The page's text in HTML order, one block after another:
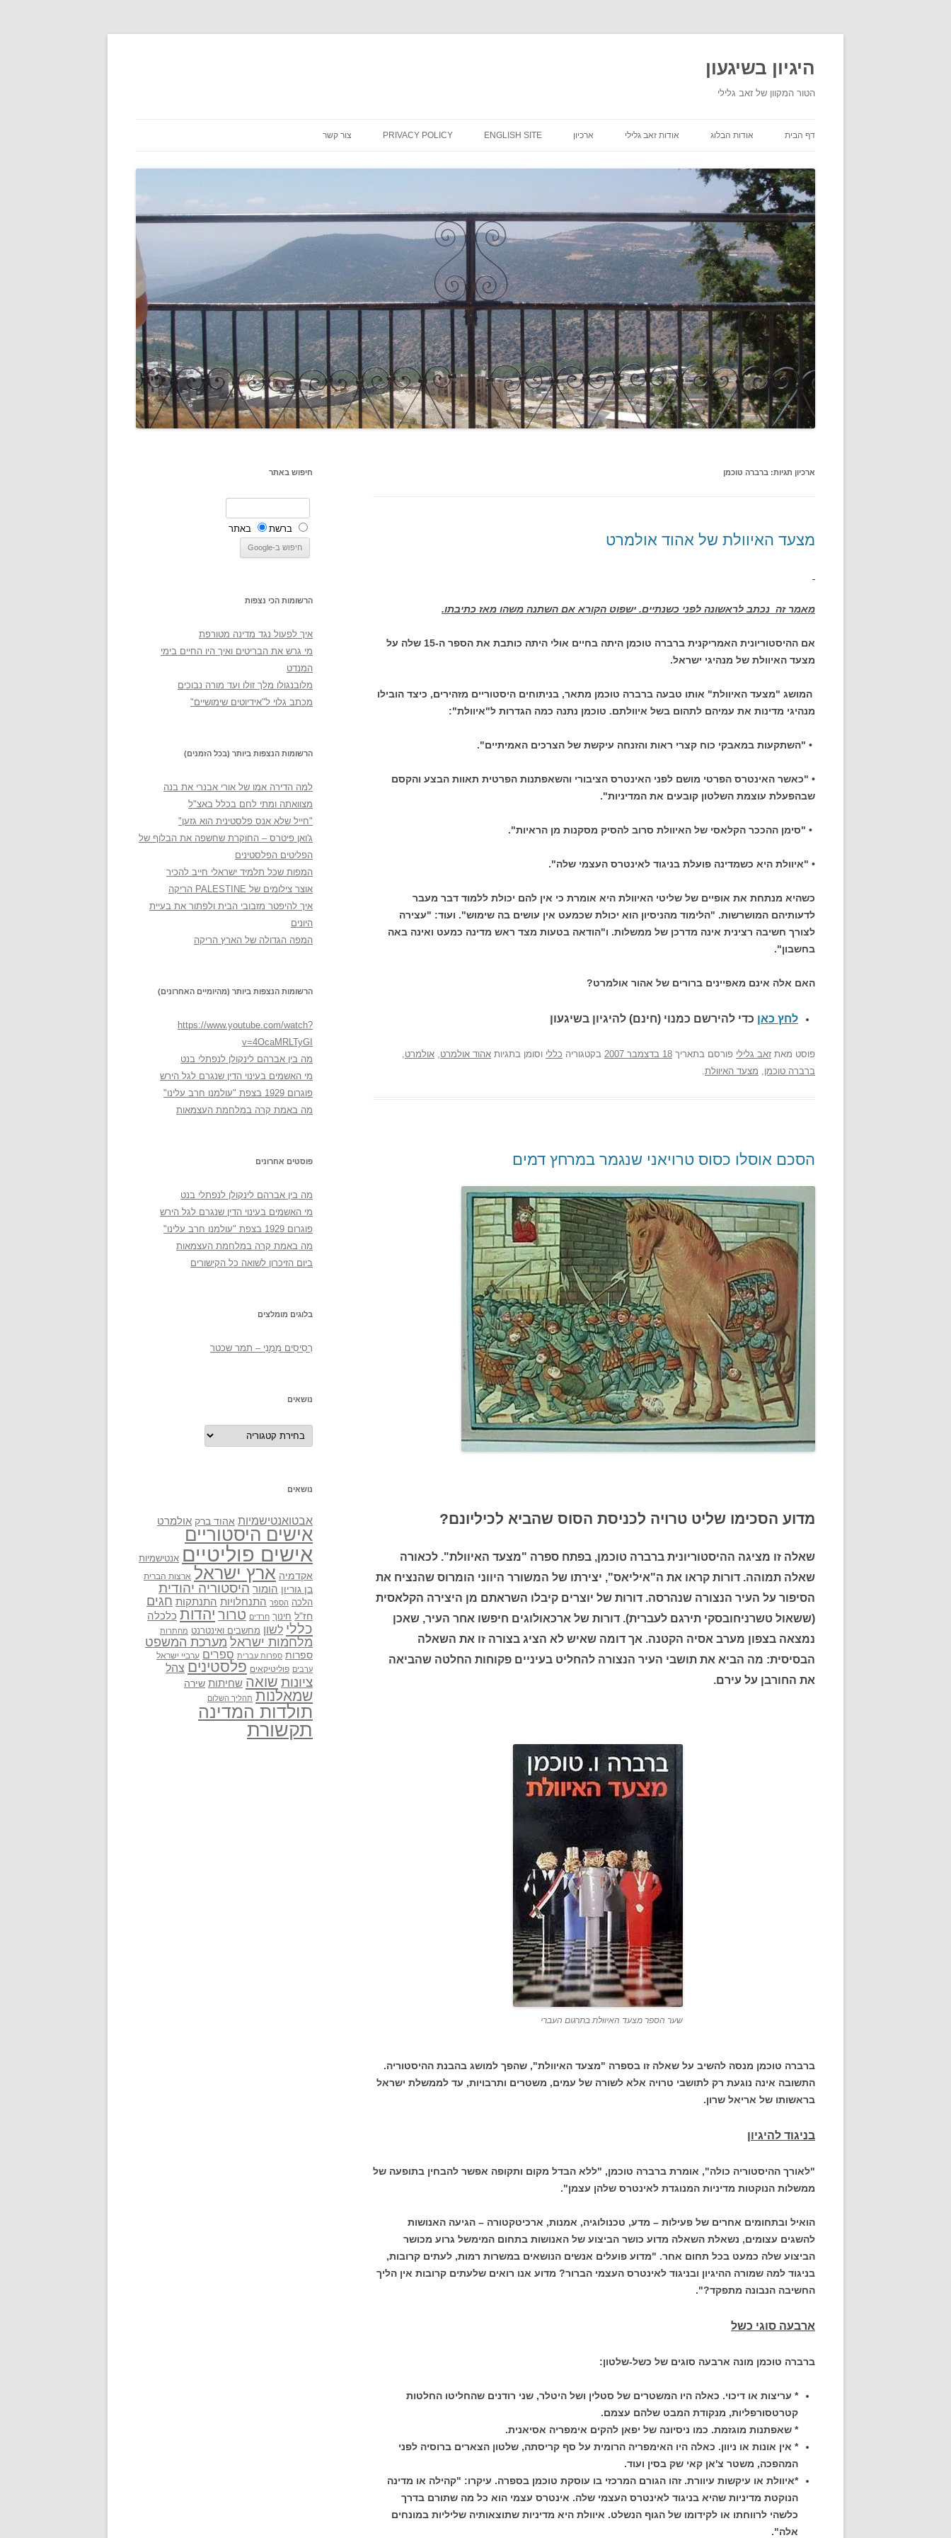
היגיון בשיגעון
הטור המקוון של זאב גלילי
דף הבית אודות הבלוג אודות זאב גלילי ארכיון ENGLISH SITE
PRIVACY POLICY צור קשר
ארכיון תגיות: ברברה טוכמן
מצעד האיוולת של אהוד אולמרט
מאמר זה נכתב לראשונה לפני כשנתיים. ישפוט הקורא אם השתנה משהו מאז כתיבתו.
אם ההיסטוריונית האמריקנית ברברה טוכמן היתה בחיים אולי היתה כותבת את הספר ה-15 שלה על
מצעד האיוולת של מנהיגי ישראל.
המושג "מצעד האיוולת" אותו טבעה ברברה טוכמן מתאר, בניתוחים היסטוריים מזהירים, כיצד הובילו
מנהיגי מדינות את עמיהם לתהום בשל איוולתם. טוכמן נתנה כמה הגדרות ל"איוולת":
• "השתקעות במאבקי כוח קצרי ראות והזנחה עיקשת של הצרכים האמיתיים".
• "כאשר האינטרס הפרטי מושם לפני האינטרס הציבורי והשאפתנות הפרטית תאוות הבצע והקסם
שבהפעלת עוצמת השלטון קובעים את המדיניות".
• "סימן ההככר הקלאסי של האיוולת סרוב להסיק מסקנות מן הראיות".
• "איוולת היא כשמדינה פועלת בניגוד לאינטרס העצמי שלה".
כשהיא מנתחת את אופיים של שליטי האיוולת היא אומרת כי אין להם יכולת ללמוד דבר מעבר
לדעותיהם המושרשות. "הלימוד מהניסיון הוא יכולת שכמעט אין עושים בה שימוש". ועוד: "עצירה
לצורך חשיבה רצינית אינה מדרכן של ממשלות. ו"הודאה בטעות מצד ראש מדינה כמעט ואינה באה
בחשבון".
האם אלה אינם מאפיינים ברורים של אהור אולמרט?
לחץ כאן כדי להירשם כמנוי (חינם) להיגיון בשיגעון
פוסט מאת זאב גלילי פורסם בתאריך 18 בדצמבר 2007 בקטגוריה כללי וסומן בתגיות אהוד אולמרט, אולמרט,
ברברה טוכמן, מצעד האיוולת.
הסכם אוסלו כסוס טרויאני שנגמר במרחץ דמים
מדוע הסכימו שליט טרויה לכניסת הסוס שהביא לכיליונם?
שאלה זו מציגה ההיסטוריונית ברברה טוכמן, בפתח ספרה "מצעד האיוולת". לכאורה
שאלה תמוהה. דורות קראו את ה"איליאס", יצירתו של המשורר היווני הומרוס שהנציח את
הסיפור על העיר הנצורה שנהרסה. דורות של יוצרים קיבלו השראתם מן היצירה הקלאסית
(ששאול טשרניחובסקי תירגם לעברית). דורות של ארכאולוגים חיפשו אחר העיר, שאכן
נמצאה בצפון מערב אסיה הקטנה. אך דומה שאיש לא הציג בצורה זו את השאלה
הבסיסית: מה הביא את תושבי העיר הנצורה להחליט בעיניים פקוחות החלטה שהביאה
את החורבן על עירם.
שער הספר מצעד האיוולת בתרגום העברי
ברברה טוכמן מנסה להשיב על שאלה זו בספרה "מצעד האיוולת", שהפך למושג בהבנת ההיסטוריה.
התשובה אינה נוגעת רק לתושבי טרויה אלא לשורה של עמים, משטרים ותרבויות, עד לממשלת ישראל
בראשותו של אריאל שרון.
בניגוד להיגיון
"לאורך ההיסטוריה כולה", אומרת ברברה טוכמן, "ללא הבדל מקום ותקופה אפשר להבחין בתופעה של
ממשלות הנוקטות מדיניות המנוגדת לאינטרס שלהן עצמן".
הואיל ובתחומים אחרים של פעילות – מדע, טכנולוגיה, אמנות, ארכיטקטורה – הגיעה האנושות
להשגים עצומים, נשאלת השאלה מדוע כושר הביצוע של האנושות בתחום המימשל גרוע מכושר
הביצוע שלה כמעט בכל תחום אחר. "מדוע פועלים אנשים הנושאים במשרות רמות, לעתים קרובות,
בניגוד למה שמורה ההיגיון ובניגוד לאינטרס העצמי הברור? מדוע אנו רואים שלעתים קרובות אין הליך
החשיבה הנבונה מתפקד?".
ארבעה סוגי כשל
ברברה טוכמן מונה ארבעה סוגים של כשל-שלטון:
* עריצות או דיכוי. כאלה היו המשטרים של סטלין ושל היטלר, שני רודנים שהחליטו החלטות
קטרטסורפליות, מנקודת המבט שלהם עצמם.
* שאפתנות מוגזמת. כמו ניסיונה של יפאן להקים אימפריה אסיאנית.
* אין אונות או ניוון. כאלה היו האימפריה הרומית על סף קריסתה, שלטון הצארים ברוסיה לפני
המהפכה, משטר צ'אן קאי שק בסין ועוד.
*איוולת או עיקשות עיוורת. זהו הגורם המרכזי בו עוסקת טוכמן בספרה. עיקרו: "קהילה או מדינה
הנוקטת מדיניות שהיא בניגוד לאינטרס העצמי שלה. אינטרס עצמי הוא כל מה שתורם בדרך
כלשהי לרווחתו או לקידומו של הגוף הנשלט. איוולת היא מדיניות שתוצאותיה שליליות במונחים
אלה".
חיפוש באתר
ברשת באתר
הרשומות הכי נצפות
איך לפעול נגד מדינה מטורפת
מי גרש את הבריטים ואיך היו החיים בימי
המנדט
מלובנגולו מלך זולו ועד מורה נבוכים
מכתב גלוי ל"אידיוטים שימושיים"
הרשומות הנצפות ביותר (בכל הזמנים)
למה הדירה אמו של אורי אבנרי את בנה
מצוואתה ומתי לחם בכלל באצ"ל
"חייל שלא אנס פלסטינית הוא גזען"
ג'ואן פיטרס – החוקרת שחשפה את הבלוף של
הפליטים הפלסטינים
המפות שכל תלמיד ישראלי חייב להכיר
אוצר צילומים של PALESTINE הריקה
איך להיפטר מזבובי הבית ולפתור את בעיית
היונים
המפה הגדולה של הארץ הריקה
הרשומות הנצפות ביותר (מהיומיים האחרונים)
https://www.youtube.com/watch?
v=4OcaMRLTyGI
מה בין אברהם לינקולן לנפתלי בנט
מי האשמים בעינוי הדין שנגרם לגל הירש
פוגרום 1929 בצפת "עולמנו חרב עלינו"
מה באמת קרה במלחמת העצמאות
פוסטים אחרונים
מה בין אברהם לינקולן לנפתלי בנט
מי האשמים בעינוי הדין שנגרם לגל הירש
פוגרום 1929 בצפת "עולמנו חרב עלינו"
מה באמת קרה במלחמת העצמאות
ביום הזיכרון לשואה כל הקישורים
בלוגים מומלצים
רְסִיסִים מִמֶנִי – תמר שכטר
נושאים
נושאים
נושאים
אבטואנטישמיות אהוד ברק אולמרט
אישים היסטוריים
אישים פוליטיים אנטישמיות
אקדמיה ארץ ישראל ארצות הברית
בן גוריון הומור היסטוריה יהודית
הלכה הספר התנחלויות התנתקות חגים
חז"ל חינוך חרדים טרור יהדות כלכלה
כללי לשון מחשבים ואינטרנט מחתרות
מלחמות ישראל מערכת המשפט
ספרות ספרות עברית ספרים ערביי ישראל
ערבים פוליטיקאים פלסטינים צהל
ציונות שואה שחיתות שירה
שמאלנות תהליך השלום
תולדות המדינה
תקשורת